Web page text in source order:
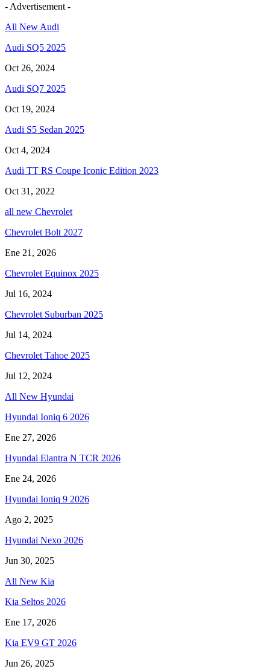
- Advertisement -
All New Audi
Audi SQ5 2025
Oct 26, 2024
Audi SQ7 2025
Oct 19, 2024
Audi S5 Sedan 2025
Oct 4, 2024
Audi TT RS Coupe Iconic Edition 2023
Oct 31, 2022
all new Chevrolet
Chevrolet Bolt 2027
Ene 21, 2026
Chevrolet Equinox 2025
Jul 16, 2024
Chevrolet Suburban 2025
Jul 14, 2024
Chevrolet Tahoe 2025
Jul 12, 2024
All New Hyundai
Hyundai Ioniq 6 2026
Ene 27, 2026
Hyundai Elantra N TCR 2026
Ene 24, 2026
Hyundai Ioniq 9 2026
Ago 2, 2025
Hyundai Nexo 2026
Jun 30, 2025
All New Kia
Kia Seltos 2026
Ene 17, 2026
Kia EV9 GT 2026
Jun 26, 2025